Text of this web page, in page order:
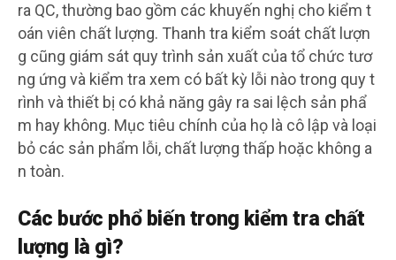
ra QC, thường bao gồm các khuyến nghị cho kiểm t
oán viên chất lượng. Thanh tra kiểm soát chất lượn
g cũng giám sát quy trình sản xuất của tổ chức tươ
ng ứng và kiểm tra xem có bất kỳ lỗi nào trong quy t
rình và thiết bị có khả năng gây ra sai lệch sản phẩ
m hay không. Mục tiêu chính của họ là cô lập và loại
bỏ các sản phẩm lỗi, chất lượng thấp hoặc không a
n toàn.
Các bước phổ biến trong kiểm tra chất
lượng là gì?